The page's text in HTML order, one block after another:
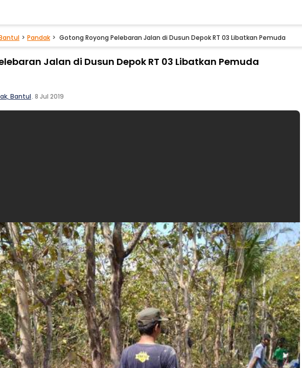
Pandak Gotong Royong Pelebaran Jalan di Dusun Depok RT 03 Libatkan Pemuda
Jalan di Dusun Depok RT 03 Libatkan Pemuda
Bantul. 8 Jul 2019